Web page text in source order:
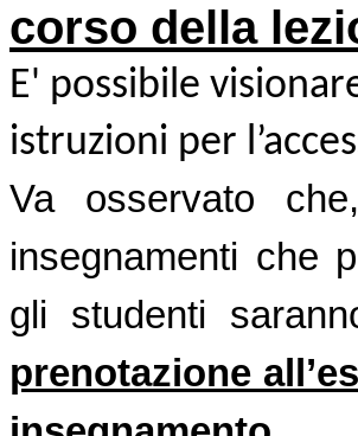
corso della
E' possibile
istruzioni per
Va osservato
insegnamenti che
gli studenti
prenotazione